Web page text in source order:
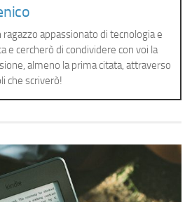
ragazzo appassionato di tecnologia e
e cercherò di condividere con voi la
almeno la prima citata, attraverso
che scriverò!